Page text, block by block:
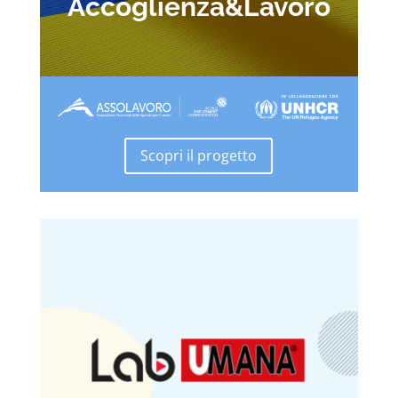
Accoglienza&Lavoro
Scopri il progetto